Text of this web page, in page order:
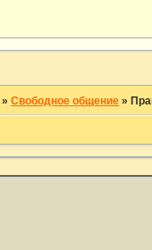
»Свободное общение »